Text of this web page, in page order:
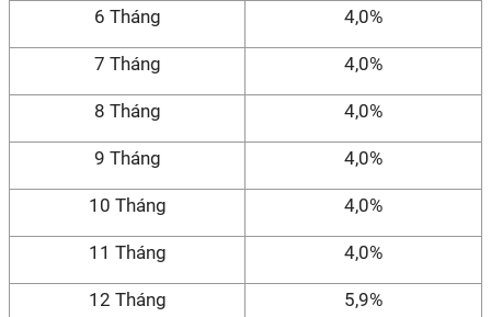
6 Tháng 4,0%
7 Tháng 4,0%
8 Tháng 4,0%
9 Tháng 4,0%
10 Tháng 4,0%
11 Tháng 4,0%
12 Tháng 5,9%